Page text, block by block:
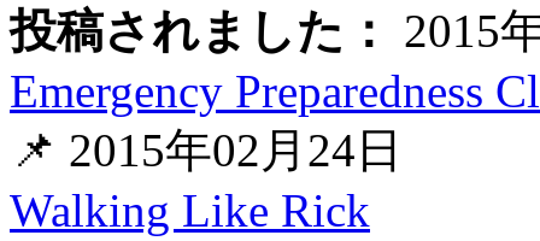
投稿されました：
2015
Emergency Preparedness
📌 2015年02月24日
Walking Like Rick